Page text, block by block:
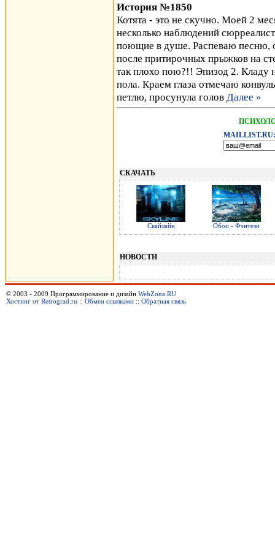
История №1850
Котята - это не скучно. Моей 2
несколько наблюдений
поющие в душе. Распеваю песню,
после притирочных прыжков на
так плохо пою?!! Эпизод 2. Кладу
пола. Краем глаза отмечаю
петлю, просунула голов Далее »
MAILLIST.RU:
СКАЧАТЬ
Скайлайн Обои - Фэнтези
НОВОСТИ
© 2003 - 2009 Программирование и дизайн WebZona.RU
Хостинг от Retrograd.ru :: Обмен ссылками :: Обратная связь